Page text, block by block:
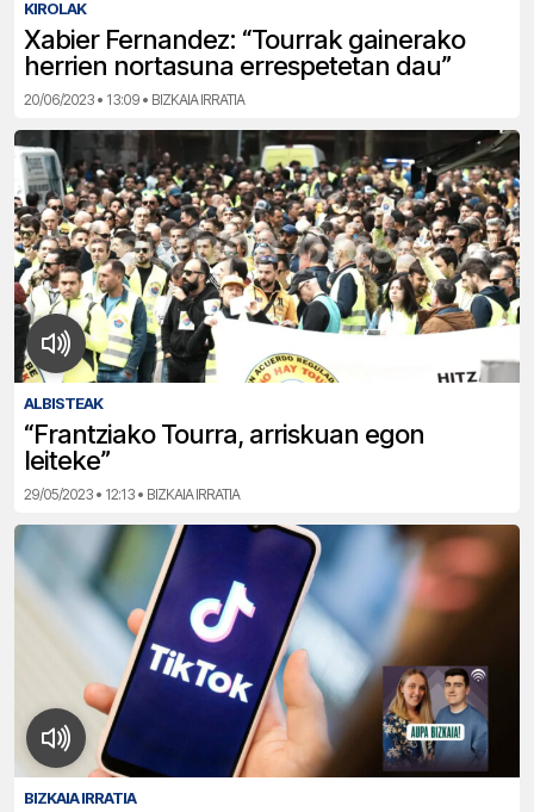
KIROLAK
Xabier Fernandez: “Tourrak gainerako
herrien nortasuna errespetetan dau”
20/06/2023 • 13:09 • BIZKAIA IRRATIA
ALBISTEAK
“Frantziako Tourra, arriskuan egon
leiteke”
29/05/2023 • 12:13 • BIZKAIA IRRATIA
BIZKAIA IRRATIA